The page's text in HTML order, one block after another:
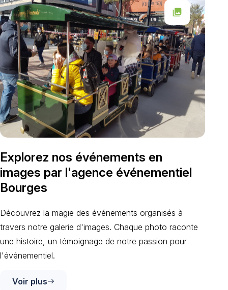
Explorez nos événements en
images par l'agence événementiel
Bourges
Découvrez la magie des événements organisés à
travers notre galerie d'images. Chaque photo raconte
une histoire, un témoignage de notre passion pour
l'événementiel.
Voir pluseast
collections